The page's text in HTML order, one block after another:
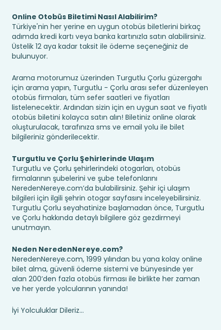
Online Otobüs Biletimi Nasıl Alabilirim?
Türkiye'nin her yerine en uygun otobüs biletlerini birkaç
adımda kredi kartı veya banka kartınızla satın alabilirsiniz.
Üstelik 12 aya kadar taksit ile ödeme seçeneğiniz de
bulunuyor.
Arama motorumuz üzerinden Turgutlu Çorlu güzergahı
için arama yapın, Turgutlu - Çorlu arası sefer düzenleyen
otobüs firmaları, tüm sefer saatleri ve fiyatları
listelenecektir. Ardından sizin için en uygun saat ve fiyatlı
otobüs biletini kolayca satın alın! Biletiniz online olarak
oluşturulacak, tarafınıza sms ve email yolu ile bilet
bilgileriniz gönderilecektir.
Turgutlu ve Çorlu Şehirlerinde Ulaşım
Turgutlu ve Çorlu şehirlerindeki otogarları, otobüs
firmalarının şubelerini ve şube telefonlarını
NeredenNereye.com’da bulabilirsiniz. Şehir içi ulaşım
bilgileri için ilgili şehrin otogar sayfasını inceleyebilirsiniz.
Turgutlu Çorlu seyahatinize başlamadan önce, Turgutlu
ve Çorlu hakkında detaylı bilgilere göz gezdirmeyi
unutmayın.
Neden NeredenNereye.com?
NeredenNereye.com, 1999 yılından bu yana kolay online
bilet alma, güvenli ödeme sistemi ve bünyesinde yer
alan 200’den fazla otobüs firması ile birlikte her zaman
ve her yerde yolcularının yanında!
İyi Yolculuklar Dileriz...